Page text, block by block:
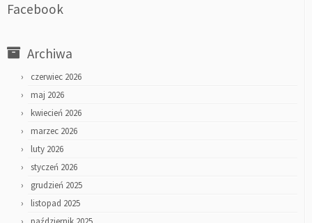
Facebook
Archiwa
czerwiec 2026
maj 2026
kwiecień 2026
marzec 2026
luty 2026
styczeń 2026
grudzień 2025
listopad 2025